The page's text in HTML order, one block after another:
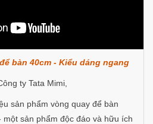
bàn 40cm - Kiểu dáng ngang
ty Tata Mimi,
sản phẩm vòng quay để bàn
một sản phẩm độc đáo và hữu ích